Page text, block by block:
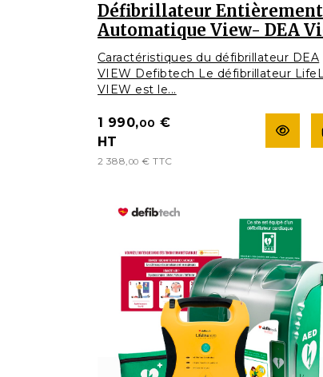
Défibrillateur Entièrement
Automatique View- DEA
Caractéristiques du défibrillateur DEA
VIEW Defibtech Le défibrillateur
VIEW est le...
1 990,00 €
HT
2 388,00 € TTC